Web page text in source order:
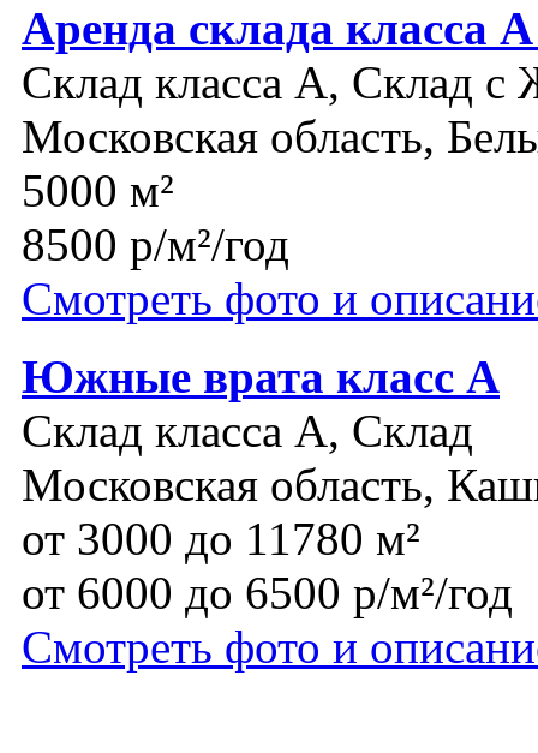
Аренда склада класса
Склад класса A, Склад
Московская область,
5000 м²
8500 р/м²/год
Смотреть фото и
Южные врата класс А
Склад класса A, Склад
Московская область,
от 3000 до 11780 м²
от 6000 до 6500 р/м²/год
Смотреть фото и